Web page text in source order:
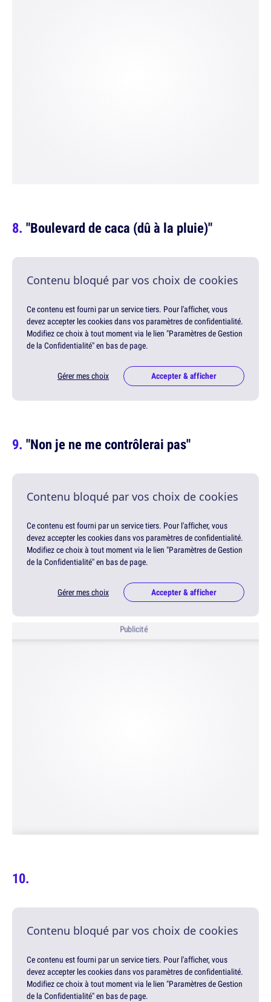
"Boulevard de caca (dû à la pluie)"
Contenu bloqué par vos choix de cookies
Ce contenu est fourni par un service tiers. Pour l'afficher, vous
devez accepter les cookies dans vos paramètres de confidentialité.
Modifiez ce choix à tout moment via le lien "Paramètres de Gestion
de la Confidentialité" en bas de page.
Gérer mes choix Accepter & afficher
"Non je ne me contrôlerai pas"
Contenu bloqué par vos choix de cookies
Ce contenu est fourni par un service tiers. Pour l'afficher, vous
devez accepter les cookies dans vos paramètres de confidentialité.
Modifiez ce choix à tout moment via le lien "Paramètres de Gestion
de la Confidentialité" en bas de page.
Gérer mes choix Accepter & afficher
Publicité
Contenu bloqué par vos choix de cookies
Ce contenu est fourni par un service tiers. Pour l'afficher, vous
devez accepter les cookies dans vos paramètres de confidentialité.
Modifiez ce choix à tout moment via le lien "Paramètres de Gestion
de la Confidentialité" en bas de page.